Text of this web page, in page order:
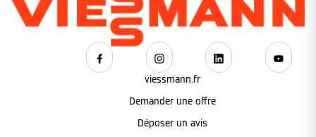
viessmann.fr
Demander une offre
Déposer un avis